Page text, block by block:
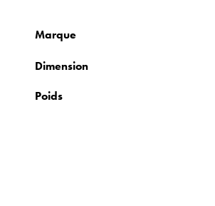
Marque
Dimension
Poids